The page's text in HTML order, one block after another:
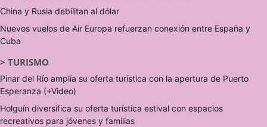
China y Rusia debilitan al dólar
Nuevos vuelos de Air Europa refuerzan conexión entre España y
Cuba
> TURISMO
Pinar del Río amplía su oferta turística con la apertura de Puerto
Esperanza (+Video)
Holguín diversifica su oferta turística estival con espacios
recreativos para jóvenes y familias